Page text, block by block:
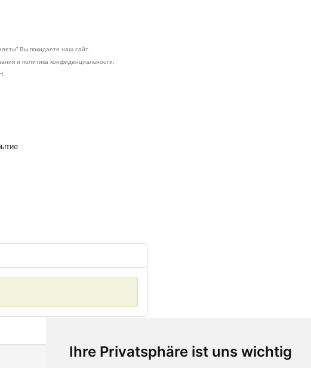
Ihre Privatsphäre ist uns wichtig
Вы покидаете наш сайт.
и политика конфиденциальности.